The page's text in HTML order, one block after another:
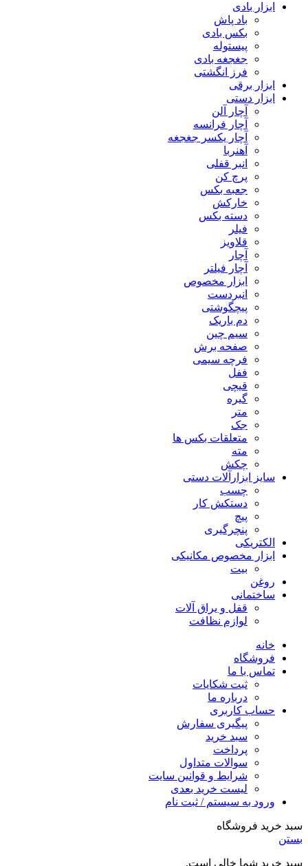
ابزار بادی
باد پاش
بکس بادی
پیستوله
جغجغه بادی
فرز انگشتی
ابزار برقی
ابزار دستی
آچار آلن
آچار فرانسه
آچار یکسر جغجغه
آهنربا
انبر قفلی
پرچ کن
جعبه بکس
خارکش
دسته بکس
فیلر
قلاویز
آچار
آچار فیلتر
ابزار مخصوص
انبردست
پیچگوشتی
دم باریک
سیم چین
صفحه برش
فرچه سیمی
ففل
قیچی
گیره
متر
جک
متعلقات بکس ها
مته
چکش
سایز ابزارآلات دستی
چسب
دستکش کار
پیچ
پنچرگیری
الکتریکی
ابزار مخصوص مکانیکی
بیت
روغن
ساختمانی
قفل و یراق آلات
لوازم نظافت
خانه
فروشگاه
تماس با ما
ثبت شکایات
درباره ما
حساب کاربری
پیگیری سفارش
سبد خرید
پرداخت
سوالات متداول
شرایط و قوانین سایت
لیست خرید بعدی
ورود به سیستم / ثبت نام
سبد خرید فروشگاه
بستن
سبد خرید شما خالی است.